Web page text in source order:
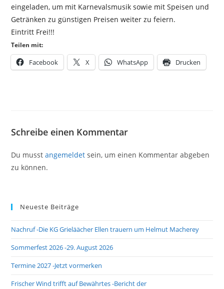
eingeladen, um mit Karnevalsmusik sowie mit Speisen und
Getränken zu günstigen Preisen weiter zu feiern.
Eintritt Frei!!!
Teilen mit:
Facebook X WhatsApp Drucken
Schreibe einen Kommentar
Du musstangemeldet sein, um einen Kommentar abgeben
zu können.
Neueste Beiträge
Nachruf -Die KG Grieläächer Ellen trauern um Helmut Macherey
Sommerfest 2026 -29. August 2026
Termine 2027 -Jetzt vormerken
Frischer Wind trifft auf Bewährtes -Bericht der